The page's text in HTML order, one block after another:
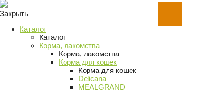
Закрыть
Каталог
Каталог
Корма, лакомства
Корма, лакомства
Корма для кошек
Корма для кошек
Delicana
MEALGRAND